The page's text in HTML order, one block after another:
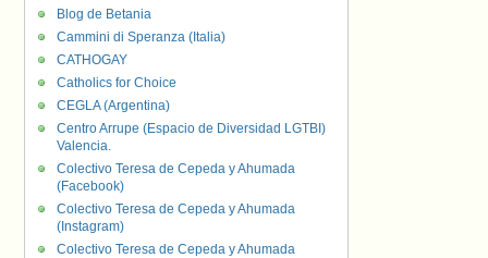
Blog de Betania
Cammini di Speranza (Italia)
CATHOGAY
Catholics for Choice
CEGLA (Argentina)
Centro Arrupe (Espacio de Diversidad LGTBI)
Valencia.
Colectivo Teresa de Cepeda y Ahumada
(Facebook)
Colectivo Teresa de Cepeda y Ahumada
(Instagram)
Colectivo Teresa de Cepeda y Ahumada